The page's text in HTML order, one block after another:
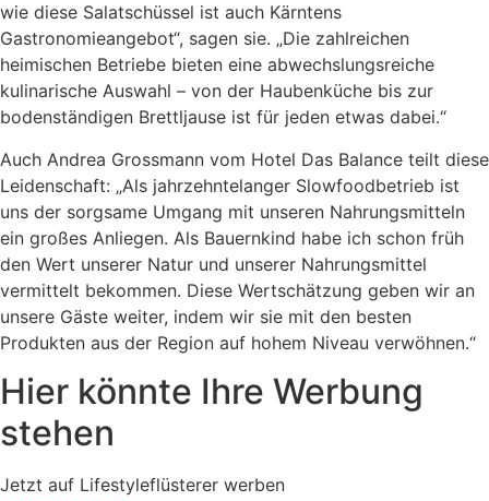
wie diese Salatschüssel ist auch Kärntens
Gastronomieangebot“, sagen sie. „Die zahlreichen
heimischen Betriebe bieten eine abwechslungsreiche
kulinarische Auswahl – von der Haubenküche bis zur
bodenständigen Brettljause ist für jeden etwas dabei.“
Auch Andrea Grossmann vom Hotel Das Balance teilt diese
Leidenschaft: „Als jahrzehntelanger Slowfoodbetrieb ist
uns der sorgsame Umgang mit unseren Nahrungsmitteln
ein großes Anliegen. Als Bauernkind habe ich schon früh
den Wert unserer Natur und unserer Nahrungsmittel
vermittelt bekommen. Diese Wertschätzung geben wir an
unsere Gäste weiter, indem wir sie mit den besten
Produkten aus der Region auf hohem Niveau verwöhnen.“
Hier könnte Ihre Werbung
stehen
Jetzt auf Lifestyleflüsterer werben